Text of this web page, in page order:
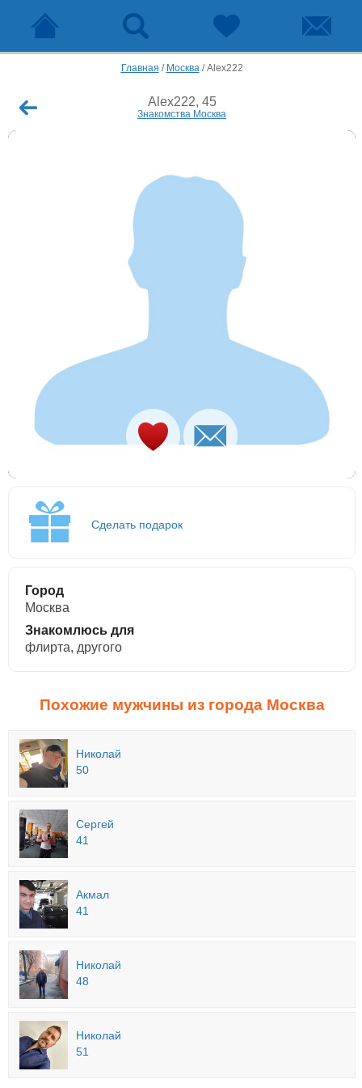
Главная / Москва/Alex222
Alex222, 45
Знакомства Москва
Сделать подарок
Город
Москва
Знакомлюсь для
флирта, другого
Похожие мужчины из города Москва
Николай
50
Сергей
41
Акмал
41
Николай
48
Николай
51